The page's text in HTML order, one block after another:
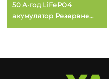
50 А·год LiFePO4
акумулятор Резервне
живлення, монтаж у
енергетична система